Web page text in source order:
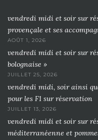
vendredi midi et soir sur
provençale et ses
AOÛT 1, 2026
vendredi midi et soir sur
bolognaise »
JUILLET 25, 2026
vendredi midi, soir ainsi
pour les F1 sur réservation
JUILLET 13, 2026
vendredi midi et soir sur
méditerranéenne et